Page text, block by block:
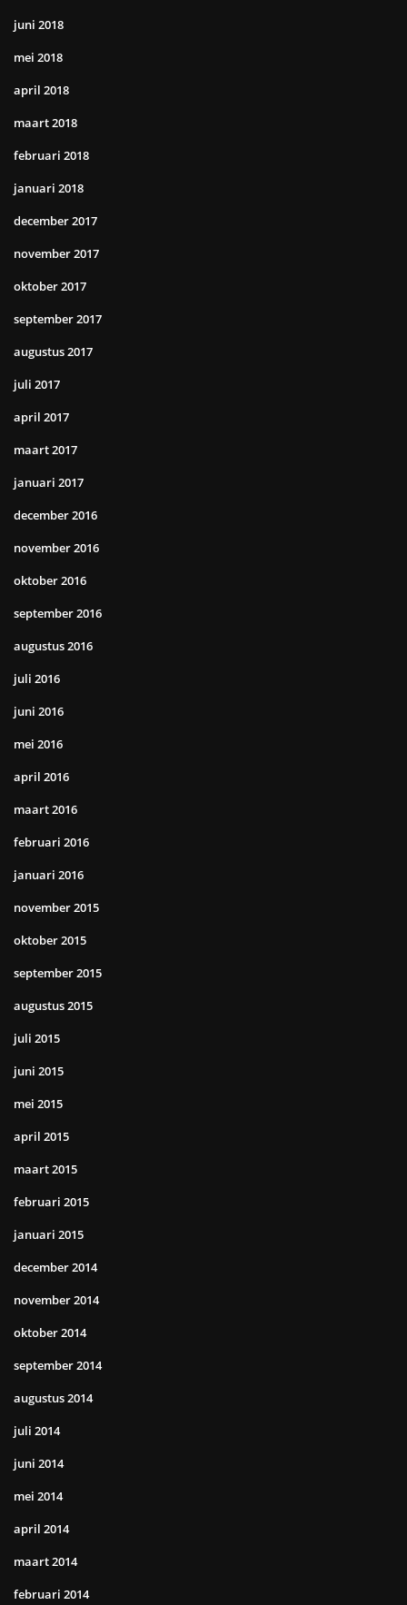
juni 2018
mei 2018
april 2018
maart 2018
februari 2018
januari 2018
december 2017
november 2017
oktober 2017
september 2017
augustus 2017
juli 2017
april 2017
maart 2017
januari 2017
december 2016
november 2016
oktober 2016
september 2016
augustus 2016
juli 2016
juni 2016
mei 2016
april 2016
maart 2016
februari 2016
januari 2016
november 2015
oktober 2015
september 2015
augustus 2015
juli 2015
juni 2015
mei 2015
april 2015
maart 2015
februari 2015
januari 2015
december 2014
november 2014
oktober 2014
september 2014
augustus 2014
juli 2014
juni 2014
mei 2014
april 2014
maart 2014
februari 2014